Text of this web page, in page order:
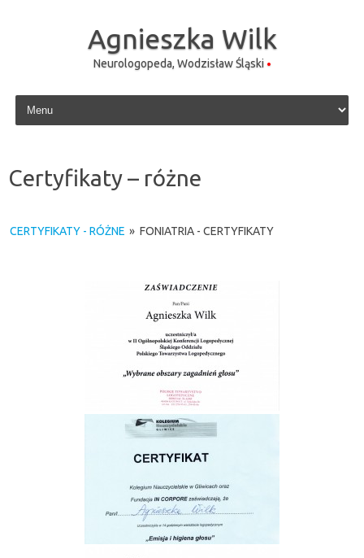
Agnieszka Wilk
Neurologopeda, Wodzisław Śląski
Skip to content
Certyfikaty – różne
CERTYFIKATY - RÓŻNE » FONIATRIA - CERTYFIKATY